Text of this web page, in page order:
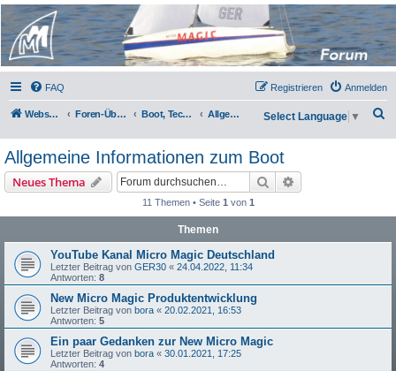
Micro Magic Forum
Deutschland
FAQ Anmelden
Registrieren
Webseite Foren-Übersicht Boot, Technik und Zubehör Allgemeine Informationen zum Boot Select Language ▼
Allgemeine Informationen zum Boot
Neues Thema Suche
11 Themen • Seite 1 von 1
Themen
YouTube Kanal Micro Magic Deutschland
Letzter Beitrag von GER30 « 24.04.2022, 11:34
Antworten: 8
New Micro Magic Produktentwicklung
Letzter Beitrag von bora « 20.02.2021, 16:53
Antworten: 5
Ein paar Gedanken zur New Micro Magic
Letzter Beitrag von bora « 30.01.2021, 17:25
Antworten: 4